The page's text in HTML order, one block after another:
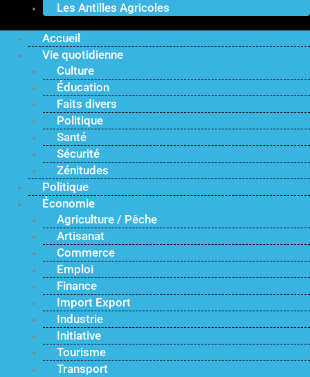
Les Antilles Agricoles
Accueil
Vie quotidienne
Culture
Éducation
Faits divers
Politique
Santé
Sécurité
Zénitudes
Politique
Économie
Agriculture / Pêche
Artisanat
Commerce
Emploi
Finance
Import Export
Industrie
Initiative
Tourisme
Transport